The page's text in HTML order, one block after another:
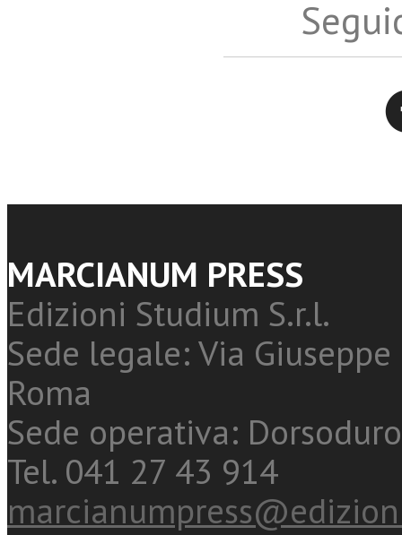
MARCIANUM PRESS
Edizioni Studium S.r.l.
Sede legale: Via
Roma
Sede operativa:
Tel. 041 27 43 914